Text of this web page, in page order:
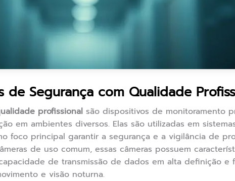
de Segurança com Qualidade
profissional são dispositivos de monitoramento
em ambientes diversos. Elas são utilizadas em
foco principal garantir a segurança e a vigilância de
de uso comum, essas câmeras possuem
de transmissão de dados em alta definição e
e visão noturna.